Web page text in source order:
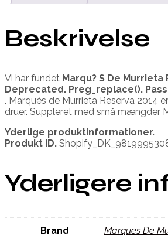
Beskrivelse
Vi har fundet Marqu? S De Murrieta
Deprecated. Preg_replace().
. Marqués de Murrieta Reserva 2014
druer. Suppleret med små mængder
Yderlige produktinformationer.
Produkt ID.
Yderligere
Brand Marques De